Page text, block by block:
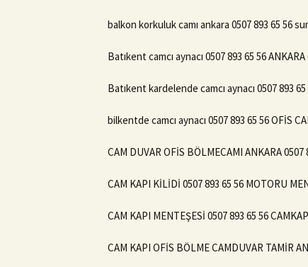
balkon korkuluk camı ankara 0507 893 65 56
Batıkent camcı aynacı 0507 893 65 56
Batıkent kardelende camcı aynacı 0507 893 65
bilkentde camcı aynacı 0507 893 65 56 OFİS
CAM DUVAR OFİS BÖLMECAMI ANKARA 0507
CAM KAPI KİLİDİ 0507 893 65 56 MOTORU
CAM KAPI MENTEŞESİ 0507 893 65 56
CAM KAPI OFİS BÖLME CAMDUVAR TAMİR